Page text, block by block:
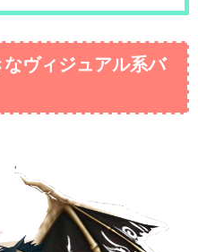
ヴィジュアル系バ